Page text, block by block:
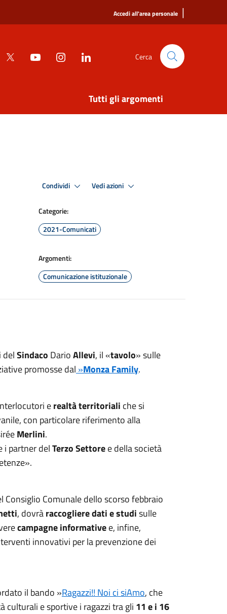
Accedi all'area personale |
Cerca
Tutti gli argomenti
Condividi Vedi azioni
Categorie:
2021-Comunicati
Argomenti:
Comunicazione istituzionale
delSindaco DarioAllevi, il «tavolo» sulle
promosse dal »Monza Family.
erealtà territoriali che si
con particolare riferimento alla
Merlini.
i partner delTerzo Settoree della società
Consiglio Comunale dello scorso febbraio
, dovràraccoglieredati e studisulle
campagne informativee, infine,
innovativi per la prevenzione dei
il bando »Ragazzi!! Noi ci siAmo, che
culturali e sportive i ragazzi tra gli 11 e i 16